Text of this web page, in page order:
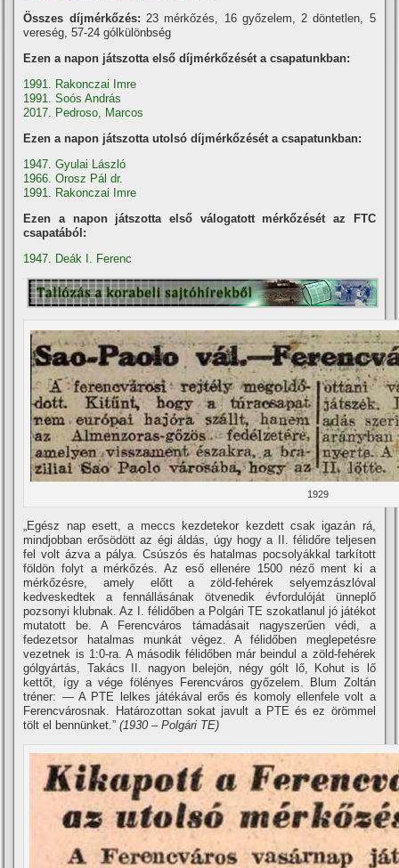
Összes díjmérkőzés: 23 mérkőzés, 16 győzelem, 2 döntetlen, 5
vereség, 57-24 gólkülönbség
Ezen a napon játszotta első díjmérkőzését a csapatunkban:
1991. Rakonczai Imre
1991. Soós András
2017. Pedroso, Marcos
Ezen a napon játszotta utolsó díjmérkőzését a csapatunkban:
1947. Gyulai László
1966. Orosz Pál dr.
1991. Rakonczai Imre
Ezen a napon játszotta első válogatott mérkőzését az FTC
csapatából:
1947. Deák I. Ferenc
1929
„Egész nap esett, a meccs kezdetekor kezdett csak igazán rá,
mindjobban erősödött az égi áldás, úgy hogy a II. félidőre teljesen
fel volt ázva a pálya. Csúszós és hatalmas pocsolyákkal tarkí­tott
földön folyt a mérkőzés. Az eső ellenére 1500 néző ment ki a
mérkőzésre, amely előtt a zöld-fehérek selyemzászlóval
kedveskedtek a fennállásának ötvenedik évfordulóját ünneplő
pozsonyi klubnak. Az I. félidőben a Polgári TE szokatlanul jó játékot
mutatott be. A Ferencváros támadásait nagyszerűen védi, a
fedezetsor hatalmas munkát végez. A félidőben meglepetésre
vezetnek is 1:0-ra. A második félidőben már beindul a zöld-fehérek
gólgyártás, Takács II. nagyon belejön, négy gólt lő, Kohut is lő
kettőt, í­gy a vége fölényes Ferencváros győzelem. Blum Zoltán
tréner: — A PTE lelkes játékával erős és komoly ellenfele volt a
Ferencvárosnak. Határozottan sokat javult a PTE és ez örömmel
tölt el bennünket.”(1930 – Polgári TE)